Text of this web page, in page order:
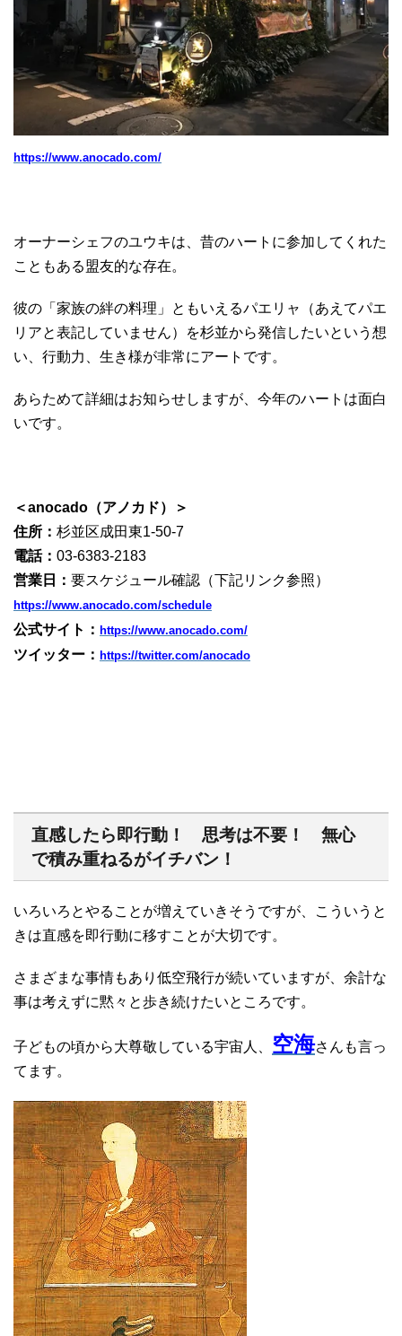
https://www.anocado.com/
オーナーシェフのユウキは、昔のハートに参加してくれた
こともある盟友的な存在。
彼の「家族の絆の料理」ともいえるパエリャ（あえてパエ
リアと表記していません）を杉並から発信したいという想
い、行動力、生き様が非常にアートです。
あらためて詳細はお知らせしますが、今年のハートは面白
いです。
＜anocado（アノカド）＞
住所： 杉並区成田東1-50-7
電話： 03-6383-2183
営業日： 要スケジュール確認（下記リンク参照）
https://www.anocado.com/schedule
公式サイト： https://www.anocado.com/
ツイッター： https://twitter.com/anocado
直感したら即行動！ 思考は不要！ 無心
で積み重ねるがイチバン！
いろいろとやることが増えていきそうですが、こういうと
きは直感を即行動に移すことが大切です。
さまざまな事情もあり低空飛行が続いていますが、余計な
事は考えずに黙々と歩き続けたいところです。
子どもの頃から大尊敬している宇宙人、 空海さんも言っ
てます。